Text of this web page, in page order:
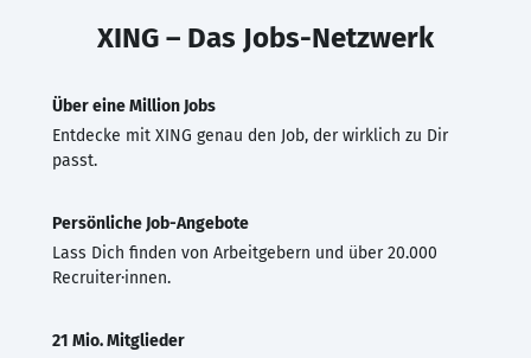
XING – Das Jobs-Netzwerk
Über eine Million Jobs
Entdecke mit XING genau den Job, der wirklich zu Dir
passt.
Persönliche Job-Angebote
Lass Dich finden von Arbeitgebern und über 20.000
Recruiter·innen.
21 Mio. Mitglieder